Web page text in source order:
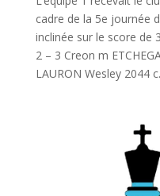
cadre de la 5e journée
inclinée sur le score de
2 – 3 Creon m
LAURON Wesley 2044